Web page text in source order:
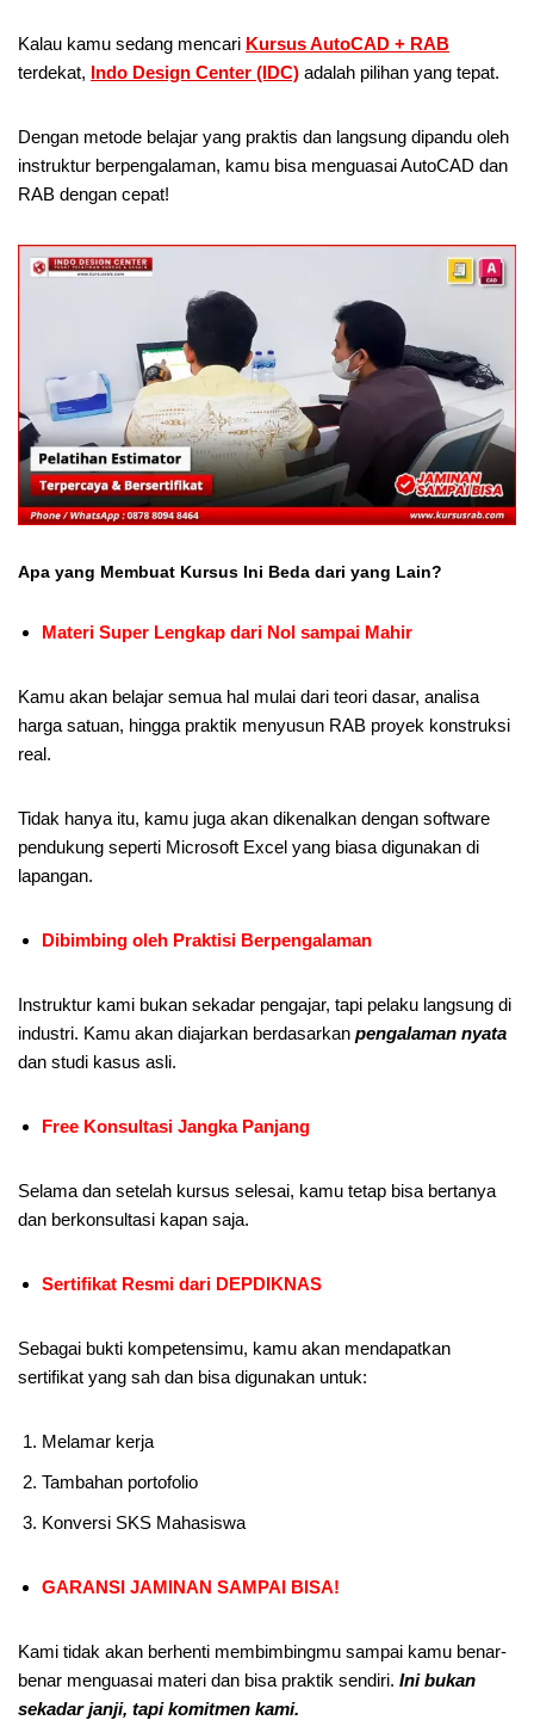
Kalau kamu sedang mencari Kursus AutoCAD + RAB
terdekat, Indo Design Center (IDC) adalah pilihan yang tepat.
Dengan metode belajar yang praktis dan langsung dipandu oleh
instruktur berpengalaman, kamu bisa menguasai AutoCAD dan
RAB dengan cepat!
Apa yang Membuat Kursus Ini Beda dari yang Lain?
Materi Super Lengkap dari Nol sampai Mahir
Kamu akan belajar semua hal mulai dari teori dasar, analisa
harga satuan, hingga praktik menyusun RAB proyek konstruksi
real.
Tidak hanya itu, kamu juga akan dikenalkan dengan software
pendukung seperti Microsoft Excel yang biasa digunakan di
lapangan.
Dibimbing oleh Praktisi Berpengalaman
Instruktur kami bukan sekadar pengajar, tapi pelaku langsung di
industri. Kamu akan diajarkan berdasarkan pengalaman nyata
dan studi kasus asli.
Free Konsultasi Jangka Panjang
Selama dan setelah kursus selesai, kamu tetap bisa bertanya
dan berkonsultasi kapan saja.
Sertifikat Resmi dari DEPDIKNAS
Sebagai bukti kompetensimu, kamu akan mendapatkan
sertifikat yang sah dan bisa digunakan untuk:
Melamar kerja
Tambahan portofolio
Konversi SKS Mahasiswa
GARANSI JAMINAN SAMPAI BISA!
Kami tidak akan berhenti membimbingmu sampai kamu benar-
benar menguasai materi dan bisa praktik sendiri. Ini bukan
sekadar janji, tapi komitmen kami.